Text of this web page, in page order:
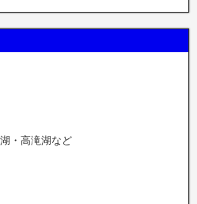
・高滝湖など